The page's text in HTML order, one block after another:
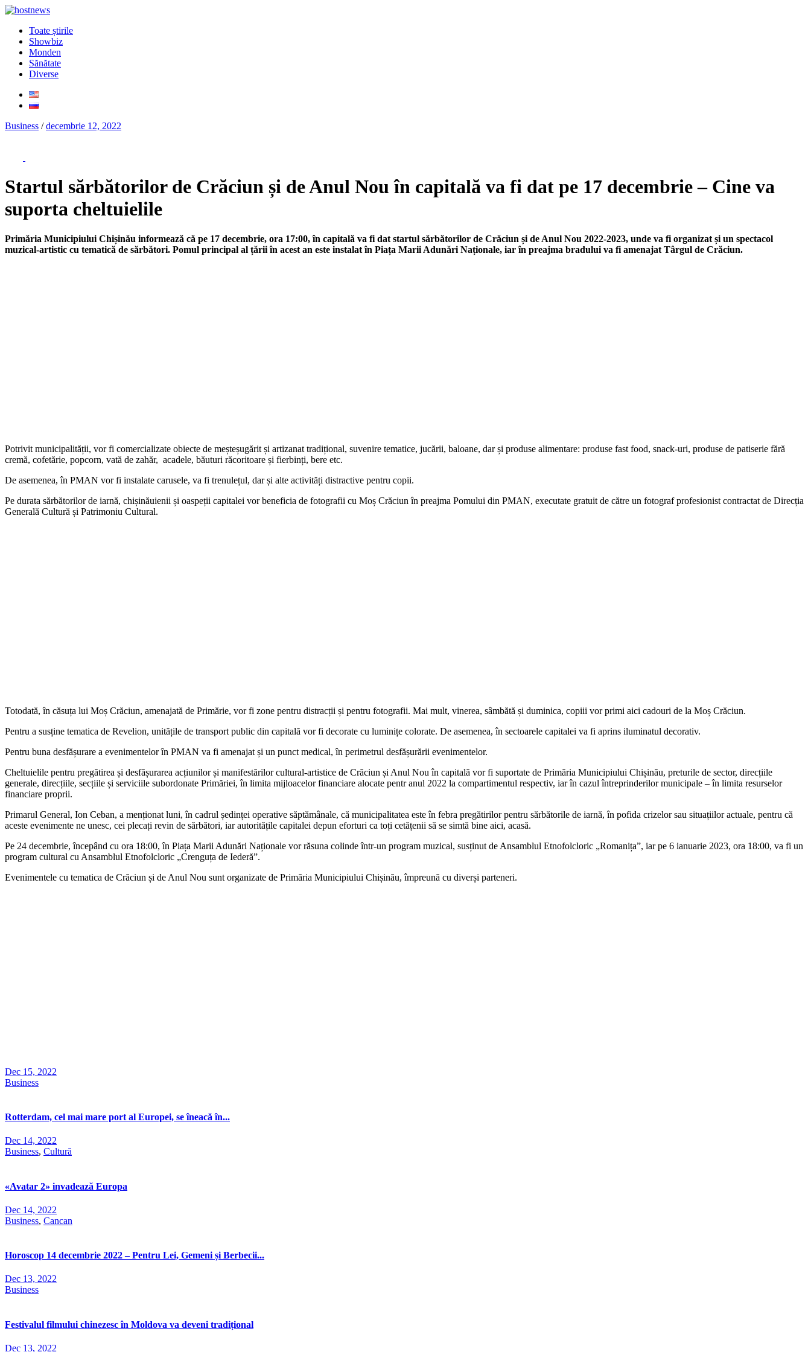
Toate știrile
Showbiz
Monden
Sănătate
Diverse
Business /decembrie 12, 2022
Startul sărbătorilor de Crăciun și de Anul Nou în capitală va fi dat pe 17 decembrie – Cine va
suporta cheltuielile
Primăria Municipiului Chișinău informează că pe 17 decembrie, ora 17:00, în capitală va fi dat startul sărbătorilor de Crăciun și de Anul Nou 2022-2023, unde va fi organizat și un spectacol
muzical-artistic cu tematică de sărbători. Pomul principal al țării în acest an este instalat în Piața Marii Adunări Naționale, iar în preajma bradului va fi amenajat Târgul de Crăciun.
Potrivit municipalității, vor fi comercializate obiecte de meșteșugărit și artizanat tradițional, suvenire tematice, jucării, baloane, dar și produse alimentare: produse fast food, snack-uri, produse de patiserie fără
cremă, cofetărie, popcorn, vată de zahăr, acadele, băuturi răcoritoare și fierbinți, bere etc.
De asemenea, în PMAN vor fi instalate carusele, va fi trenulețul, dar și alte activități distractive pentru copii.
Pe durata sărbătorilor de iarnă, chișinăuienii și oaspeții capitalei vor beneficia de fotografii cu Moș Crăciun în preajma Pomului din PMAN, executate gratuit de către un fotograf profesionist contractat de Direcția
Generală Cultură și Patrimoniu Cultural.
Totodată, în căsuța lui Moș Crăciun, amenajată de Primărie, vor fi zone pentru distracții și pentru fotografii. Mai mult, vinerea, sâmbătă și duminica, copiii vor primi aici cadouri de la Moș Crăciun.
Pentru a susține tematica de Revelion, unitățile de transport public din capitală vor fi decorate cu luminițe colorate. De asemenea, în sectoarele capitalei va fi aprins iluminatul decorativ.
Pentru buna desfășurare a evenimentelor în PMAN va fi amenajat și un punct medical, în perimetrul desfășurării evenimentelor.
Cheltuielile pentru pregătirea și desfășurarea acțiunilor și manifestărilor cultural-artistice de Crăciun și Anul Nou în capitală vor fi suportate de Primăria Municipiului Chișinău, preturile de sector, direcțiile
generale, direcțiile, secțiile și serviciile subordonate Primăriei, în limita mijloacelor financiare alocate pentr anul 2022 la compartimentul respectiv, iar în cazul întreprinderilor municipale – în limita resurselor
financiare proprii.
Primarul General, Ion Ceban, a menționat luni, în cadrul ședinței operative săptămânale, că municipalitatea este în febra pregătirilor pentru sărbătorile de iarnă, în pofida crizelor sau situațiilor actuale, pentru că
aceste evenimente ne unesc, cei plecați revin de sărbători, iar autoritățile capitalei depun eforturi ca toți cetățenii să se simtă bine aici, acasă.
Pe 24 decembrie, începând cu ora 18:00, în Piața Marii Adunări Naționale vor răsuna colinde într-un program muzical, susținut de Ansamblul Etnofolcloric „Romanița”, iar pe 6 ianuarie 2023, ora 18:00, va fi un
program cultural cu Ansamblul Etnofolcloric „Crenguța de Iederă”.
Evenimentele cu tematica de Crăciun și de Anul Nou sunt organizate de Primăria Municipiului Chișinău, împreună cu diverși parteneri.
Dec 15, 2022
Business
Rotterdam, cel mai mare port al Europei, se îneacă în...
Dec 14, 2022
Business, Cultură
«Avatar 2» invadează Europa
Dec 14, 2022
Business, Cancan
Horoscop 14 decembrie 2022 – Pentru Lei, Gemeni și Berbecii...
Dec 13, 2022
Business
Festivalul filmului chinezesc în Moldova va deveni tradițional
Dec 13, 2022